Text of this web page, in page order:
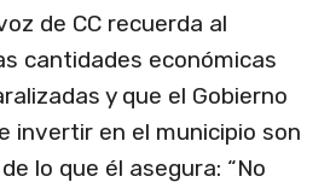
de CC recuerda al
cantidades económicas
y que el Gobierno
invertir en el municipio son
lo que él asegura: “No